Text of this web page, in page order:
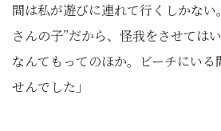
間は私が遊びに連れて行くしかな
さんの子”だから、怪我をさせては
なんてもってのほか。ビーチにい
せんでした」